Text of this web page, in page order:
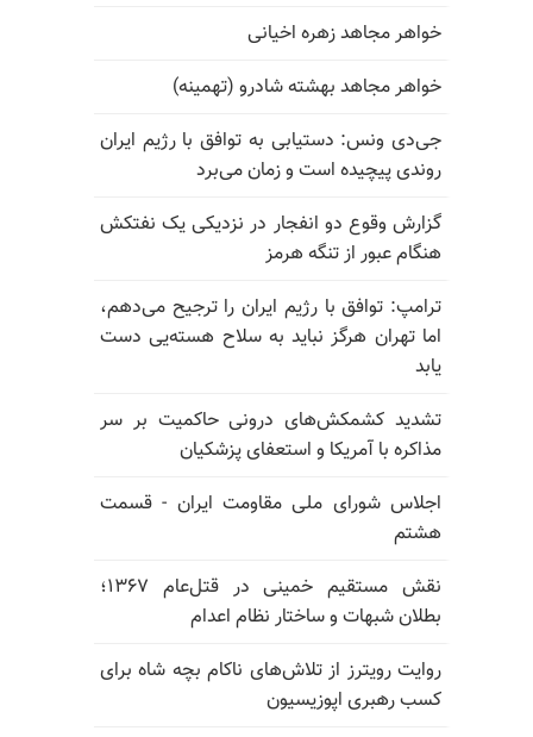
خواهر مجاهد زهره اخیانی
خواهر مجاهد بهشته شادرو (تهمینه)
جی‌دی ونس: دستیابی به توافق با رژیم ایران
روندی پیچیده است و زمان می‌برد
گزارش وقوع دو انفجار در نزدیکی یک نفتکش
هنگام عبور از تنگه هرمز
ترامپ: توافق با رژیم ایران را ترجیح می‌دهم،
اما تهران هرگز نباید به سلاح هسته‌یی دست
یابد
تشدید کشمکش‌های درونی حاکمیت بر سر
مذاکره با آمریکا و استعفای پزشکیان
اجلاس شورای ملی مقاومت ایران - قسمت
هشتم
نقش مستقیم خمینی در قتل‌عام ۱۳۶۷؛
بطلان شبهات و ساختار نظام اعدام
روایت رویترز از تلاش‌های ناکام بچه شاه برای
کسب رهبری اپوزیسیون